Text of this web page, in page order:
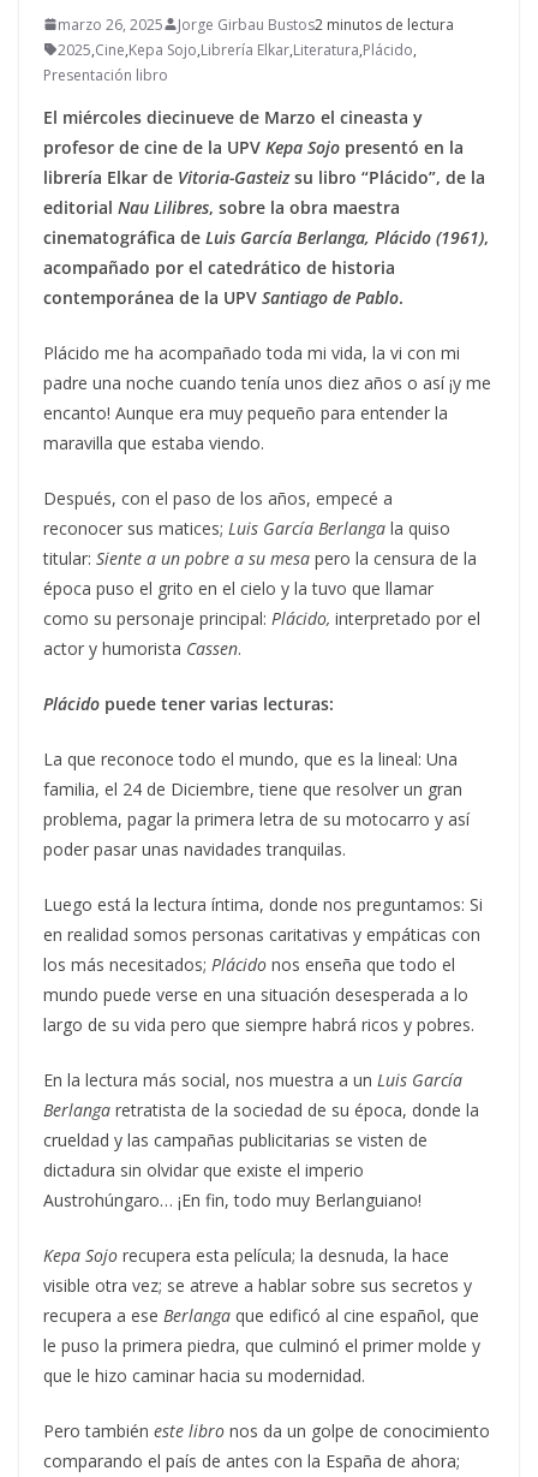
marzo 26, 2025 Jorge Girbau Bustos2 minutos de lectura
2025,Cine,Kepa Sojo,Librería Elkar,Literatura,Plácido,
Presentación libro
El miércoles diecinueve de Marzo el cineasta y
profesor de cine de la UPV Kepa Sojo presentó en la
librería Elkar de Vitoria-Gasteizsu libro “Plácido”, de la
editorial Nau Lilibres, sobre la obra maestra
cinematográfica de Luis García Berlanga, Plácido (1961),
acompañado por el catedrático de historia
contemporánea de la UPV Santiago de Pablo.
Plácido me ha acompañado toda mi vida, la vi con mi
padre una noche cuando tenía unos diez años o así ¡y me
encanto! Aunque era muy pequeño para entender la
maravilla que estaba viendo.
Después, con el paso de los años, empecé a
reconocer sus matices; Luis García Berlanga la quiso
titular: Siente a un pobre a su mesa pero la censura de la
época puso el grito en el cielo y la tuvo que llamar
como su personaje principal: Plácido, interpretado por el
actor y humorista Cassen.
Plácido puede tener varias lecturas:
La que reconoce todo el mundo, que es la lineal: Una
familia, el 24 de Diciembre, tiene que resolver un gran
problema, pagar la primera letra de su motocarro y así
poder pasar unas navidades tranquilas.
Luego está la lectura íntima, donde nos preguntamos: Si
en realidad somos personas caritativas y empáticas con
los más necesitados; Plácido nos enseña que todo el
mundo puede verse en una situación desesperada a lo
largo de su vida pero que siempre habrá ricos y pobres.
En la lectura más social, nos muestra a un Luis García
Berlanga retratista de la sociedad de su época, donde la
crueldad y las campañas publicitarias se visten de
dictadura sin olvidar que existe el imperio
Austrohúngaro… ¡En fin, todo muy Berlanguiano!
Kepa Sojo recupera esta película; la desnuda, la hace
visible otra vez; se atreve a hablar sobre sus secretos y
recupera a ese Berlanga que edificó al cine español, que
le puso la primera piedra, que culminó el primer molde y
que le hizo caminar hacia su modernidad.
Pero también este libro nos da un golpe de conocimiento
comparando el país de antes con la España de ahora;